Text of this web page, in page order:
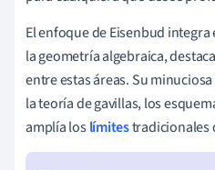
El enfoque de Eisenbud
la geometría algebraica,
entre estas áreas. Su
la teoría de gavillas, los
amplía loslímitestradicionales